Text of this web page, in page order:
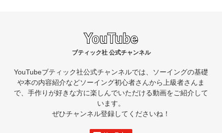
ブティック社 公式チャンネル
YouTubeブティック社公式チャンネルでは、ソーイングの基礎
や本の内容紹介などソーイング初心者さんから上級者さんま
で、手作りが好きな方に楽しんでいただける動画をご紹介して
います。
ぜひチャンネル登録してくださいね！